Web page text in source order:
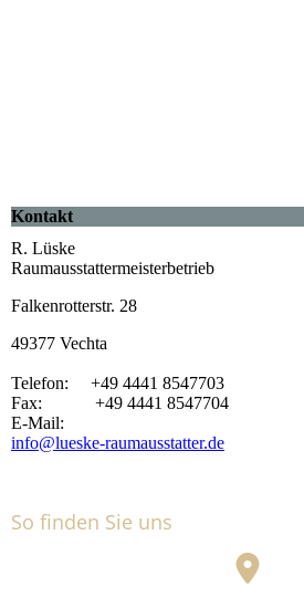
Kontakt
R. Lüske
Raumausstattermeisterbetrieb
Falkenrotterstr. 28
49377 Vechta
Telefon: +49 4441 8547703
Fax: +49 4441 8547704
E-Mail:
info@lueske-raumausstatter.de
So finden Sie uns